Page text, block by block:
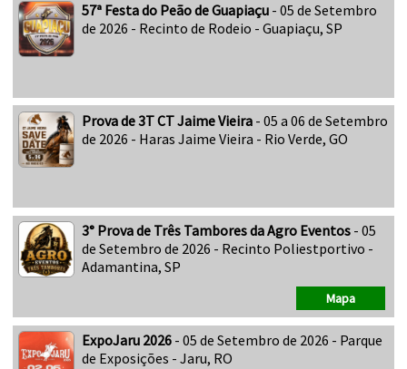
57ª Festa do Peão de Guapiaçu - 05 de Setembro
de 2026 - Recinto de Rodeio - Guapiaçu, SP
Prova de 3T CT Jaime Vieira - 05 a 06 de Setembro
de 2026 - Haras Jaime Vieira - Rio Verde, GO
3° Prova de Três Tambores da Agro Eventos - 05
de Setembro de 2026 - Recinto Poliestportivo -
Adamantina, SP
Mapa
ExpoJaru 2026 - 05 de Setembro de 2026 - Parque
de Exposições - Jaru, RO